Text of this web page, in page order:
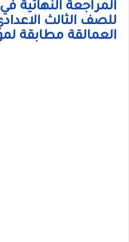
المراجعة النهائية في
للصف الثالث
العمالقة مطابقة